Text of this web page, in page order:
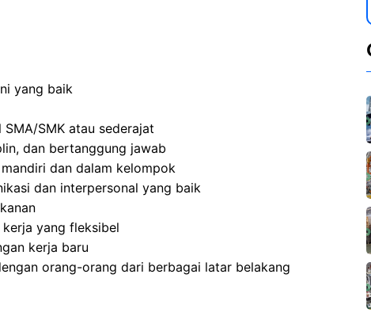
yang baik
SMK atau sederajat
dan bertanggung jawab
dan dalam kelompok
dan interpersonal yang baik
yang fleksibel
kerja baru
orang-orang dari berbagai latar belakang